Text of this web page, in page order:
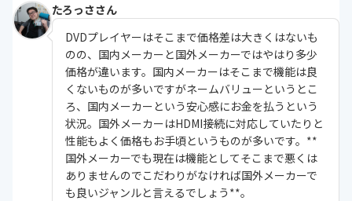
たろっささん
DVDプレイヤーはそこまで価格差は大きくはないも
のの、国内メーカーと国外メーカーではやはり多少
価格が違います。国内メーカーはそこまで機能は良
くないものが多いですがネームバリューというとこ
ろ、国内メーカーという安心感にお金を払うという
状況。国外メーカーはHDMI接続に対応していたりと
性能もよく価格もお手頃というものが多いです。**
国外メーカーでも現在は機能としてそこまで悪くは
ありませんのでこだわりがなければ国外メーカーで
も良いジャンルと言えるでしょう**。